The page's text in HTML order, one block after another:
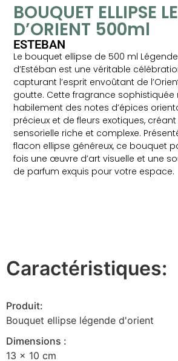
BOUQUET ELLIPSE
D’ORIENT 500ml
ESTEBAN
Le bouquet ellipse de 500 ml Légende
d’Estéban est une véritable
capturant l’esprit envoûtant de
goutte. Cette fragrance sophistiquée
habilement des notes d’épices
précieux et de fleurs exotiques,
sensorielle riche et complexe.
flacon ellipse généreux, ce bouquet
fois une œuvre d’art visuelle et une
de parfum exquis pour votre espace.
Caractéristiques:
Produit:
Bouquet ellipse légende d'orient
Dimensions :
13 x 10 cm